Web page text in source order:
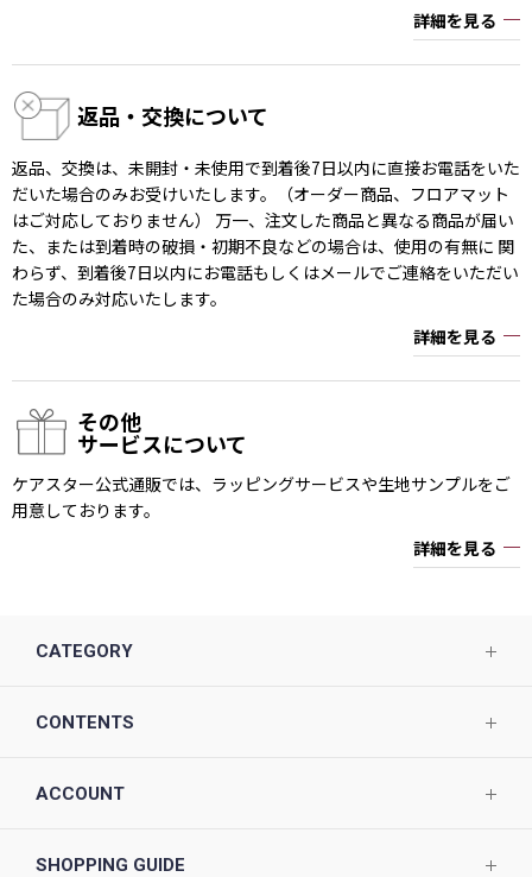
詳細を見る
返品・交換について
返品、交換は、未開封・未使用で到着後7日以内に直接お電話をいた
だいた場合のみお受けいたします。（オーダー商品、フロアマット
はご対応しておりません） 万一、注文した商品と異なる商品が届い
た、または到着時の破損・初期不良などの場合は、使用の有無に 関
わらず、到着後7日以内にお電話もしくはメールでご連絡をいただい
た場合のみ対応いたします。
詳細を見る
その他
サービスについて
ケアスター公式通販では、ラッピングサービスや生地サンプルをご
用意しております。
詳細を見る
CATEGORY
CONTENTS
ACCOUNT
SHOPPING GUIDE